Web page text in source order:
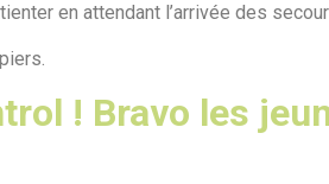
en attendant l’arrivée des
! Bravo les